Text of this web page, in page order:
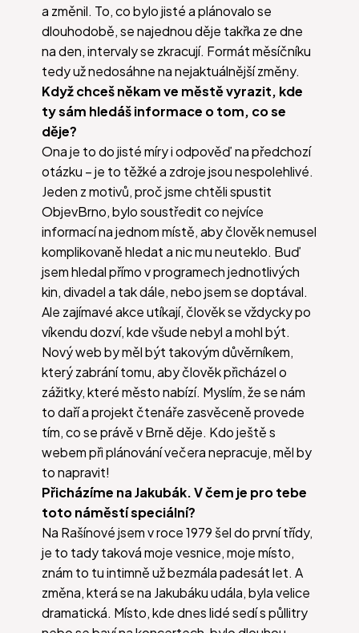
a změnil. To, co bylo jisté a plánovalo se
dlouhodobě, se najednou děje takřka ze dne
na den, intervaly se zkracují. Formát měsíčníku
tedy už nedosáhne na nejaktuálnější změny.
Když chceš někam ve městě vyrazit, kde
ty sám hledáš informace o tom, co se
děje?
Ona je to do jisté míry i odpověď na předchozí
otázku – je to těžké a zdroje jsou nespolehlivé.
Jeden z motivů, proč jsme chtěli spustit
ObjevBrno, bylo soustředit co nejvíce
informací na jednom místě, aby člověk nemusel
komplikovaně hledat a nic mu neuteklo. Buď
jsem hledal přímo v programech jednotlivých
kin, divadel a tak dále, nebo jsem se doptával.
Ale zajímavé akce utíkají, člověk se vždycky po
víkendu dozví, kde všude nebyl a mohl být.
Nový web by měl být takovým důvěrníkem,
který zabrání tomu, aby člověk přicházel o
zážitky, které město nabízí. Myslím, že se nám
to daří a projekt čtenáře zasvěceně provede
tím, co se právě v Brně děje. Kdo ještě s
webem při plánování večera nepracuje, měl by
to napravit!
Přicházíme na Jakubák. V čem je pro tebe
toto náměstí speciální?
Na Rašínové jsem v roce 1979 šel do první třídy,
je to tady taková moje vesnice, moje místo,
znám to tu intimně už bezmála padesát let. A
změna, která se na Jakubáku udála, byla velice
dramatická. Místo, kde dnes lidé sedí s půllitry